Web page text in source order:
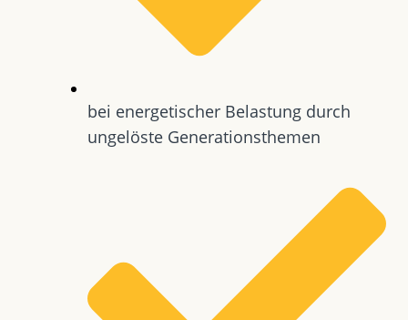
bei energetischer Belastung durch
ungelöste Generationsthemen